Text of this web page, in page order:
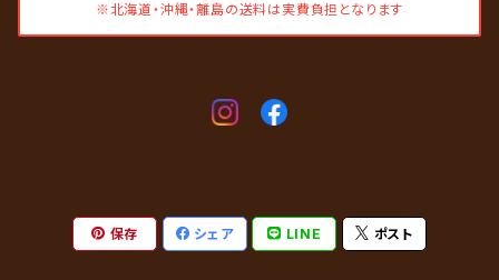
※北海道・沖縄・離島の送料は実費負担となります
保存 シェア LINE ポスト